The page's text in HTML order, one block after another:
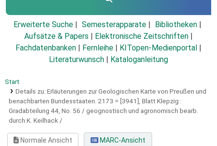
Erweiterte Suche Semesterapparate
Bibliotheken
Aufsätze & Papers
Elektronische Zeitschriften
Fachdatenbanken
Fernleihe KITopen-Medienportal
Literaturwunsch
Kataloganleitung
Start
Details zu: Erläuterungen zur Geologischen Karte von Preußen und
benachbarten Bundesstaaten. 2173 = [3941], Blatt Klepzig :
Gradabteilung 44, No. 56 / geognostisch und agronomisch bearb.
durch K. Keilhack /
Normale Ansicht
MARC-Ansicht